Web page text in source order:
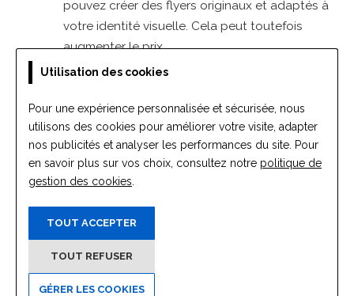
Utilisation des cookies
Pour une expérience personnalisée et sécurisée, nous
utilisons des cookies pour améliorer votre visite, adapter
nos publicités et analyser les performances du site. Pour
en savoir plus sur vos choix, consultez notre politique de
gestion des cookies
TOUT ACCEPTER
TOUT REFUSER
GÉRER LES COOKIES